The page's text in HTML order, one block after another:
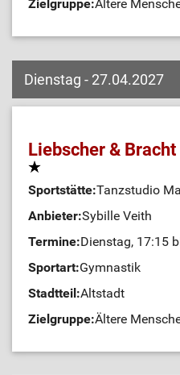
Zielgruppe:Ältere
Dienstag - 27.04.2027
Liebscher &
Sportstätte:Tanzstudio
Anbieter:Sybille Veith
Termine:Dienstag, 17:15
Sportart:Gymnastik
Stadtteil:Altstadt
Zielgruppe:Ältere